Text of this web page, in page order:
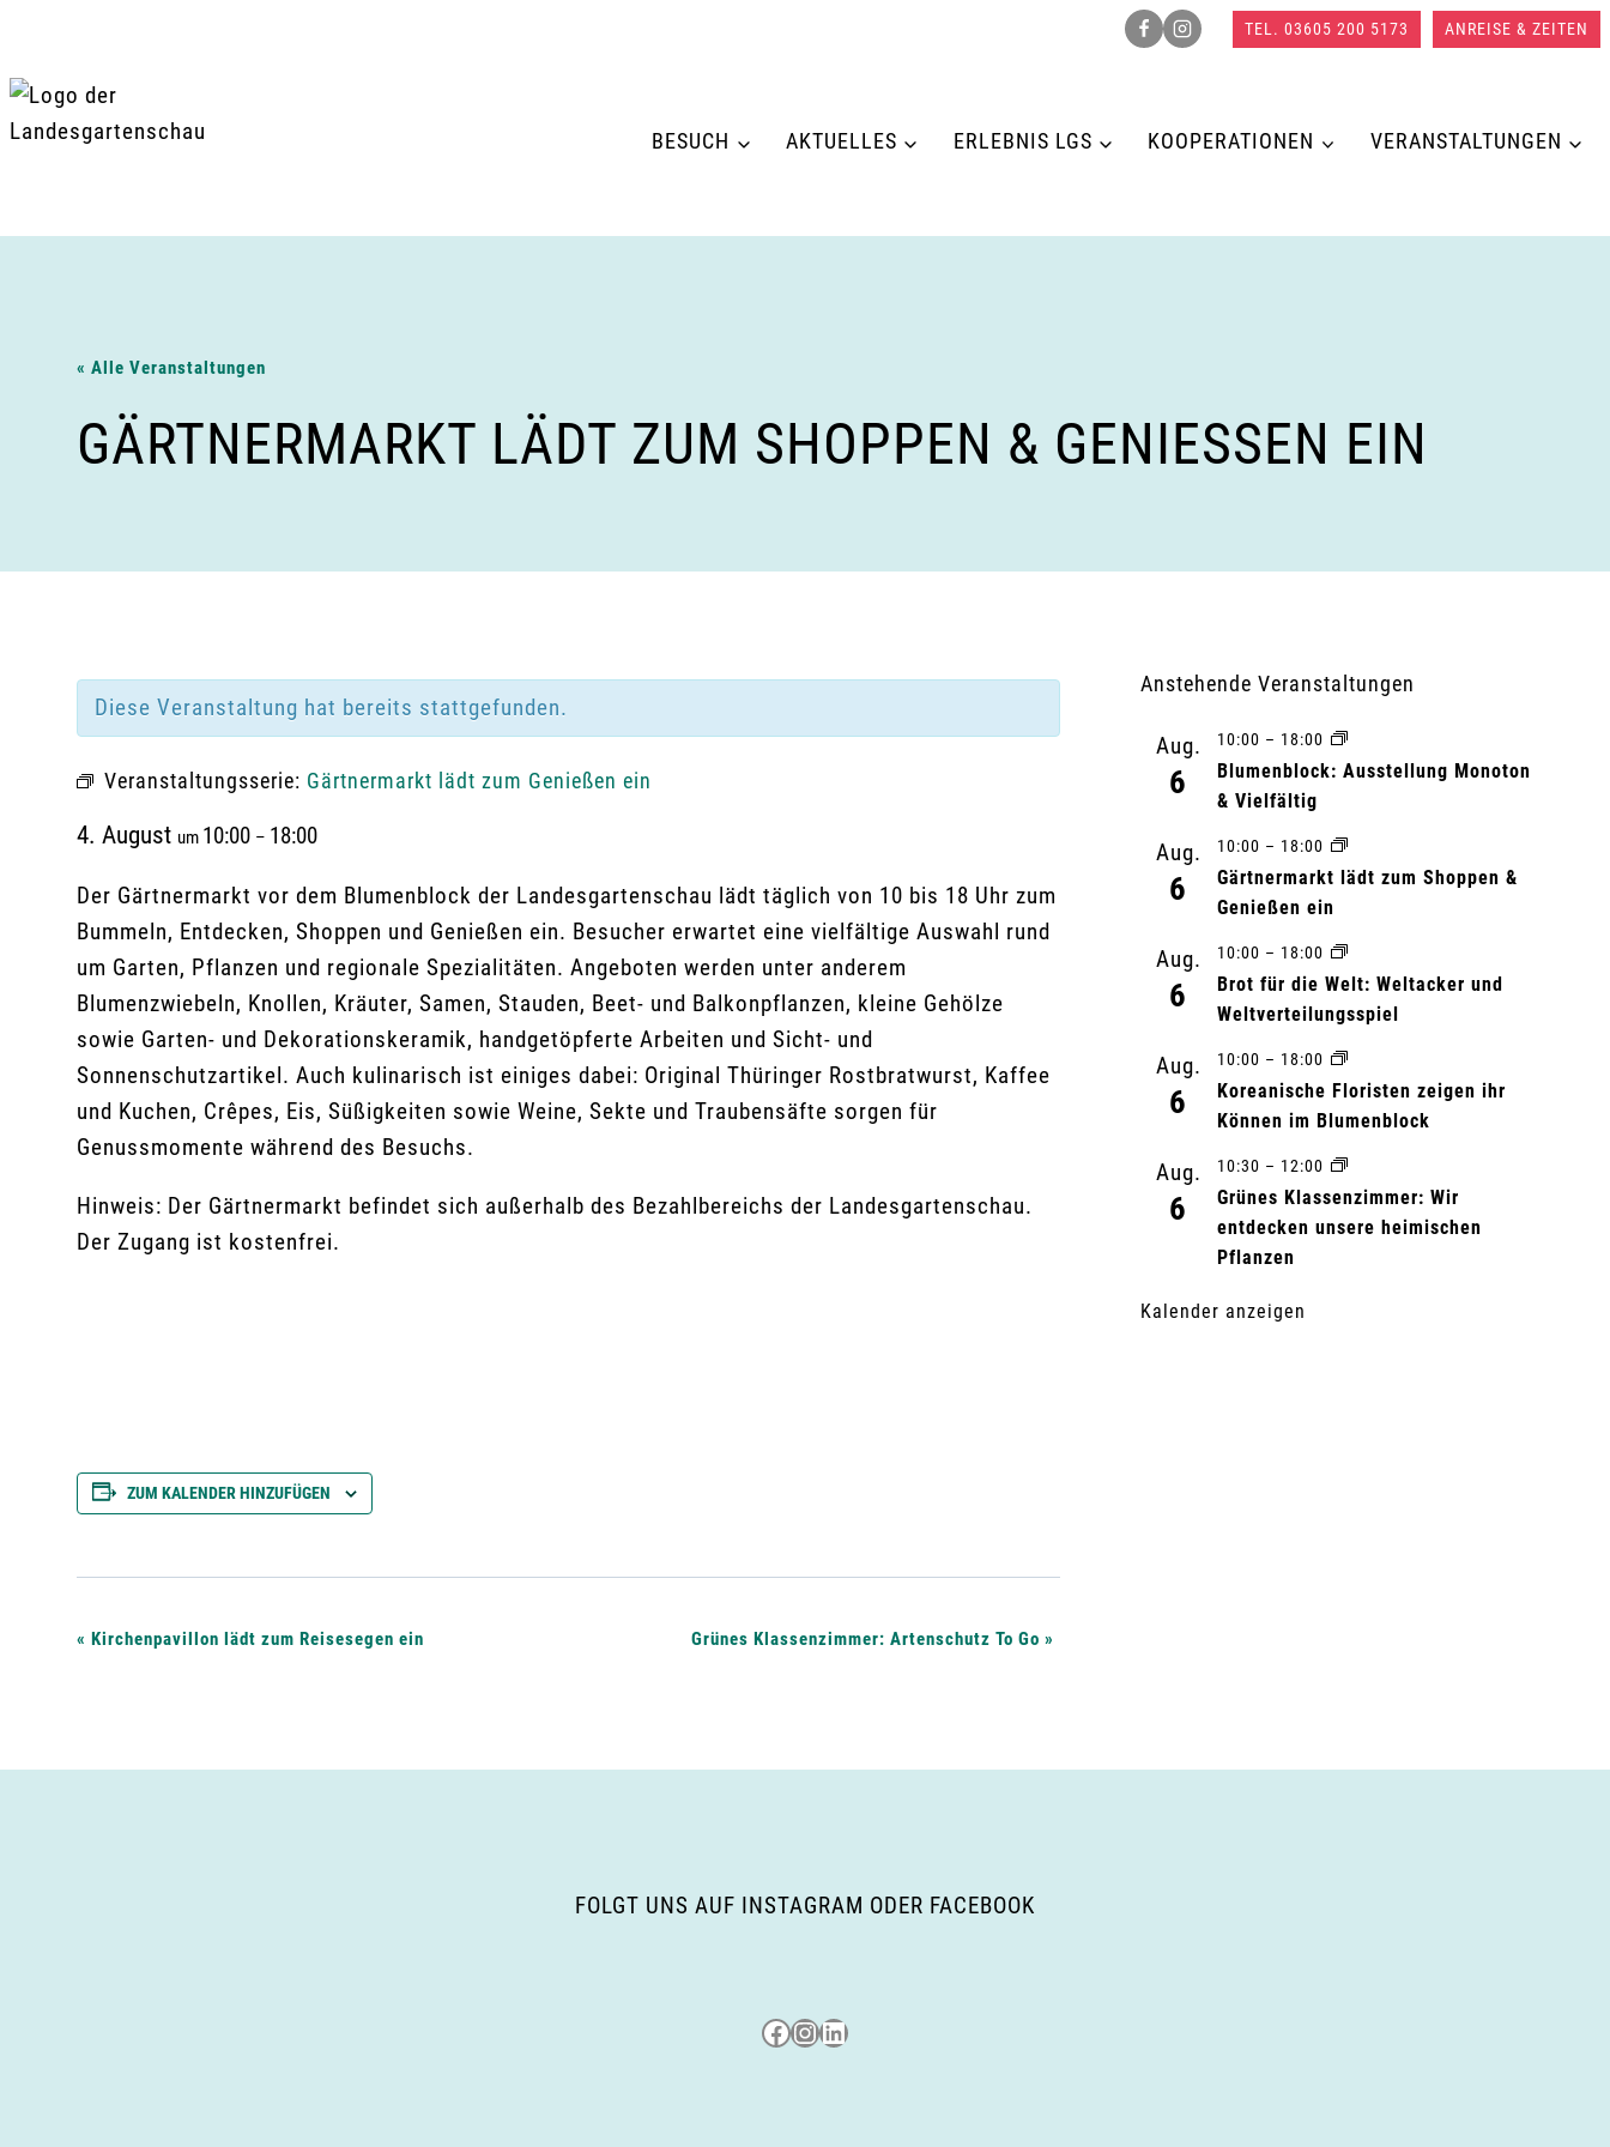
springen
TEL. 03605 200 5173 ANREISE & ZEITEN
BESUCH AKTUELLES ERLEBNIS LGS KOOPERATIONEN VERANSTALTUNGEN
« Alle Veranstaltungen
GÄRTNERMARKT LÄDT ZUM SHOPPEN & GENIESSEN EIN
Diese Veranstaltung hat bereits stattgefunden.
Veranstaltungsserie: Gärtnermarkt lädt zum Genießen ein
4. August um 10:00 – 18:00
Der Gärtnermarkt vor dem Blumenblock der Landesgartenschau lädt täglich von 10 bis 18 Uhr zum
Bummeln, Entdecken, Shoppen und Genießen ein. Besucher erwartet eine vielfältige Auswahl rund
um Garten, Pflanzen und regionale Spezialitäten. Angeboten werden unter anderem
Blumenzwiebeln, Knollen, Kräuter, Samen, Stauden, Beet- und Balkonpflanzen, kleine Gehölze
sowie Garten- und Dekorationskeramik, handgetöpferte Arbeiten und Sicht- und
Sonnenschutzartikel. Auch kulinarisch ist einiges dabei: Original Thüringer Rostbratwurst, Kaffee
und Kuchen, Crêpes, Eis, Süßigkeiten sowie Weine, Sekte und Traubensäfte sorgen für
Genussmomente während des Besuchs.
Hinweis: Der Gärtnermarkt befindet sich außerhalb des Bezahlbereichs der Landesgartenschau.
Der Zugang ist kostenfrei.
ZUM KALENDER HINZUFÜGEN
V
r
« Kirchenpavillon lädt zum Reisesegen ein Grünes Klassenzimmer: Artenschutz To Go»
Anstehende Veranstaltungen
Aug.
6
10:00 – 18:00
Blumenblock: Ausstellung Monoton
& Vielfältig
Aug.
6
10:00 – 18:00
Gärtnermarkt lädt zum Shoppen &
Genießen ein
Aug.
6
10:00 – 18:00
Brot für die Welt: Weltacker und
Weltverteilungsspiel
Aug.
6
10:00 – 18:00
Koreanische Floristen zeigen ihr
Können im Blumenblock
Aug.
6
10:30 – 12:00
Grünes Klassenzimmer: Wir
entdecken unsere heimischen
Pflanzen
Kalender anzeigen
FOLGT UNS AUF INSTAGRAM ODER FACEBOOK
Besuche uns auf Facebook
Besuche uns auf Instagram
LinkedIn